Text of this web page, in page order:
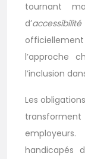
tournant
d’
l’approche
l’inclusion
Les
handicapés